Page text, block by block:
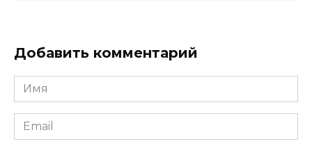
Добавить комментарий
Имя
*
Email
*